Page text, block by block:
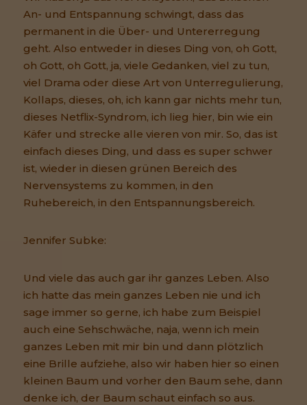
An- und Entspannung schwingt, dass das
permanent in die Über- und Untererregung
geht. Also entweder in dieses Ding von, oh Gott,
oh Gott, oh Gott, ja, viele Gedanken, viel zu tun,
viel Drama oder diese Art von Unterregulierung,
Kollaps, dieses, oh, ich kann gar nichts mehr tun,
dieses Netflix-Syndrom, ich lieg hier, bin wie ein
Käfer und strecke alle vieren von mir. So, das ist
einfach dieses Ding, und dass es super schwer
ist, wieder in diesen grünen Bereich des
Nervensystems zu kommen, in den
Ruhebereich, in den Entspannungsbereich.
Jennifer Subke:
Und viele das auch gar ihr ganzes Leben. Also
ich hatte das mein ganzes Leben nie und ich
sage immer so gerne, ich habe zum Beispiel
auch eine Sehschwäche, naja, wenn ich mein
ganzes Leben mit mir bin und dann plötzlich
eine Brille aufziehe, also wir haben hier so einen
kleinen Baum und vorher den Baum sehe, dann
denke ich, der Baum schaut einfach so aus.